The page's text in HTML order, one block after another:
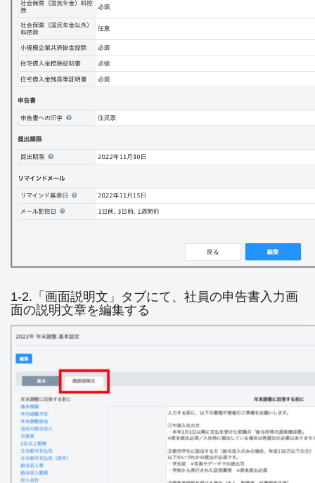
1-2.「画面説明文」タブにて、社員の申告書入力画
面の説明文章を編集する